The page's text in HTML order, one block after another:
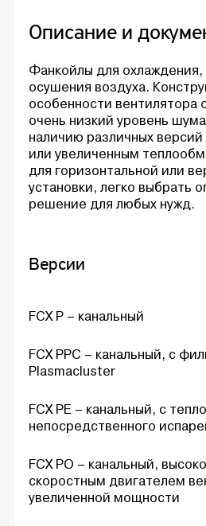
Описание и
Фанкойлы для охлаждения,
осушения воздуха.
особенности вентилятора
очень низкий уровень
наличию различных
или увеличенным
для горизонтальной или
установки, легко выбрать
решение для любых нужд.
Версии
FCX P – канальный
FCX PPC – канальный, с
Plasmacluster
FCX PE – канальный, с
непосредственного
FCX PO – канальный,
скоростным двигателем
увеличенной мощности